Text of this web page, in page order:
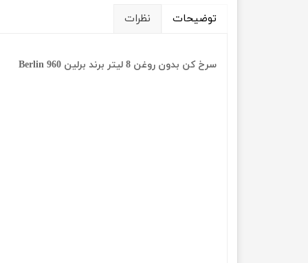
توضیحات نظرات
سرخ کن بدون روغن 8 لیتر برند برلین Berlin 960